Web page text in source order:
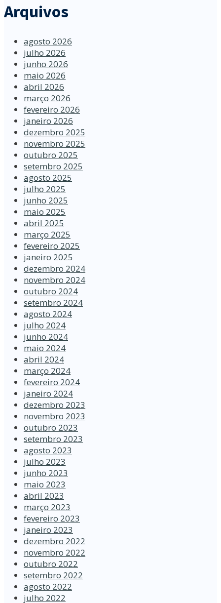
Arquivos
agosto 2026
julho 2026
junho 2026
maio 2026
abril 2026
março 2026
fevereiro 2026
janeiro 2026
dezembro 2025
novembro 2025
outubro 2025
setembro 2025
agosto 2025
julho 2025
junho 2025
maio 2025
abril 2025
março 2025
fevereiro 2025
janeiro 2025
dezembro 2024
novembro 2024
outubro 2024
setembro 2024
agosto 2024
julho 2024
junho 2024
maio 2024
abril 2024
março 2024
fevereiro 2024
janeiro 2024
dezembro 2023
novembro 2023
outubro 2023
setembro 2023
agosto 2023
julho 2023
junho 2023
maio 2023
abril 2023
março 2023
fevereiro 2023
janeiro 2023
dezembro 2022
novembro 2022
outubro 2022
setembro 2022
agosto 2022
julho 2022